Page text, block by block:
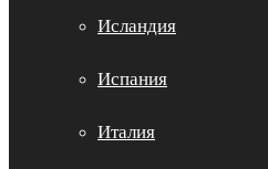
Исландия
Испания
Италия